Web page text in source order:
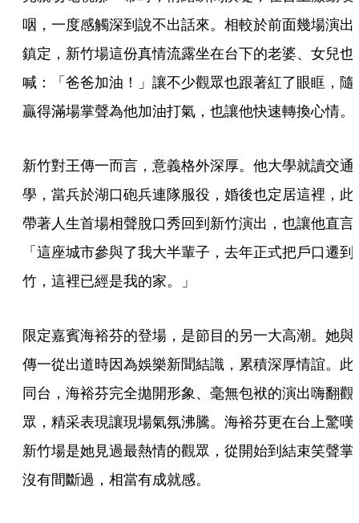
咽，一度感觸深到說不出話來。相較於前面幾場演出
鎮定，新竹場這份真情流露坐在台下的老婆、女兒也
喊：「爸爸加油！」讓不少觀眾也跟著紅了眼眶，隨
贏得滿場掌聲為他加油打氣，也讓他快速轉換心情。
新竹對王傳一而言，意義格外深厚。他大學就讀交通
學，當兵於湖口砲兵連隊服役，婚後也定居這裡，此
帶著人生首場相聲脫口秀回到新竹演出，也讓他直言
「這座城市參與了我大半輩子，去年正式把戶口遷到
竹，這裡已經是我的家。」
限定嘉賓海裕芬的登場，是節目的另一大高潮。她與
傳一從出道時因為娛樂新聞結識，累積深厚情誼。此
同台，海裕芬完全拋開形象、毫無包袱的演出嗨翻觀
眾，精采表現讓現場氣氛沸騰。海裕芬更在台上驚嘆
新竹場是她見過最熱情的觀眾，從開始到結束笑聲掌
沒有間斷過，相當有成就感。